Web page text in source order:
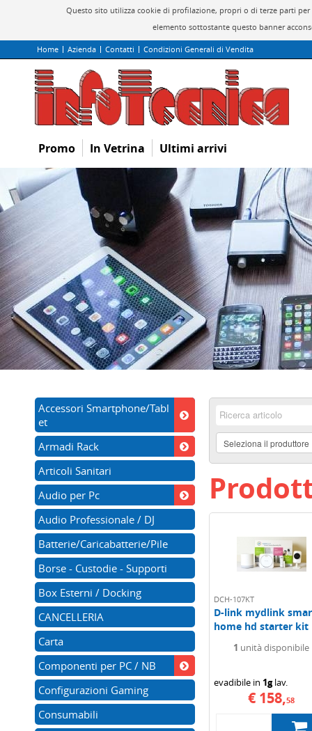
Questo sito utilizza cookie di profilazione, propri o di terze parti
elemento sottostante questo banner
Home Azienda Contatti Condizioni Generali di Vendita
Promo In Vetrina Ultimi arrivi
Accessori Smartphone/Tabl
et
Armadi Rack
Articoli Sanitari
Audio per Pc
Audio Professionale / DJ
Batterie/Caricabatterie/Pile
Borse - Custodie - Supporti
Box Esterni / Docking
CANCELLERIA
Carta
Componenti per PC / NB
Configurazioni Gaming
Consumabili
DCH-107KT
D-link mydlink
home hd starter kit
1 unità disponibile
evadibile in 1glav.
€ 158,58